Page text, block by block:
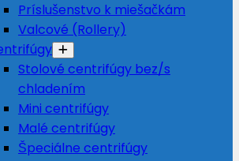
Príslušenstvo k miešačkám
Valcové (Rollery)
Stolové centrifúgy bez/s
chladením
Mini centrifúgy
Malé centrifúgy
Špeciálne centrifúgy